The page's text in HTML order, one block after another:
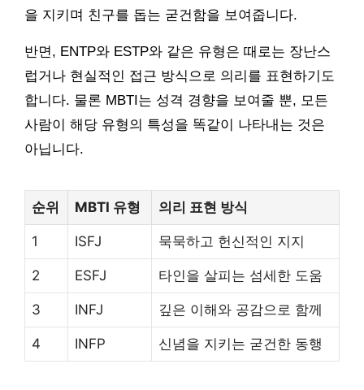
을 지키며 친구를 돕는 굳건함을 보여줍니다.
반면, ENTP와 ESTP와 같은 유형은 때로는 장난스
럽거나 현실적인 접근 방식으로 의리를 표현하기도
합니다. 물론 MBTI는 성격 경향을 보여줄 뿐, 모든
사람이 해당 유형의 특성을 똑같이 나타내는 것은
아닙니다.
순위 MBTI 유형 의리 표현 방식
1 ISFJ 묵묵하고 헌신적인 지지
2 ESFJ 타인을 살피는 섬세한 도움
3 INFJ 깊은 이해와 공감으로 함께
4 INFP 신념을 지키는 굳건한 동행